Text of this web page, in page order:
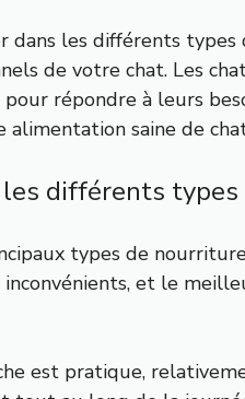
dans les différents
de votre chat. Les
pour répondre à leurs
alimentation saine de
différents types
types de
inconvénients, et le
est pratique,